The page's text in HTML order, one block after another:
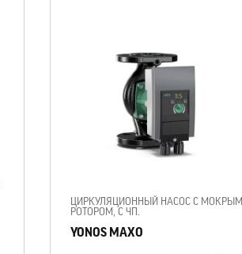
ЦИРКУЛЯЦИОННЫЙ НАСОС С МОКРЫМ
РОТОРОМ, С ЧП.
YONOS MAXO